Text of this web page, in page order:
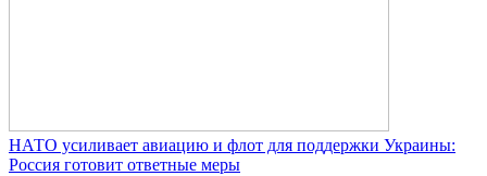
НАТО усиливает авиацию и флот для поддержки Украины:
Россия готовит ответные меры